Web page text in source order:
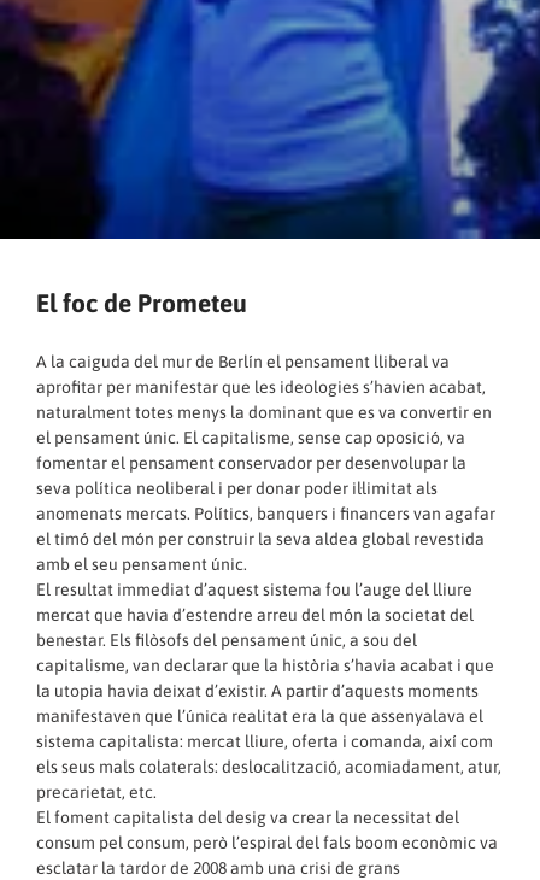
El foc de Prometeu
A la caiguda del mur de Berlín el pensament lliberal va
aprofitar per manifestar que les ideologies s’havien acabat,
naturalment totes menys la dominant que es va convertir en
el pensament únic. El capitalisme, sense cap oposició, va
fomentar el pensament conservador per desenvolupar la
seva política neoliberal i per donar poder il·limitat als
anomenats mercats. Polítics, banquers i financers van agafar
el timó del món per construir la seva aldea global revestida
amb el seu pensament únic.
El resultat immediat d’aquest sistema fou l’auge del lliure
mercat que havia d’estendre arreu del món la societat del
benestar. Els filòsofs del pensament únic, a sou del
capitalisme, van declarar que la història s’havia acabat i que
la utopia havia deixat d’existir. A partir d’aquests moments
manifestaven que l’única realitat era la que assenyalava el
sistema capitalista: mercat lliure, oferta i comanda, així com
els seus mals colaterals: deslocalització, acomiadament, atur,
precarietat, etc.
El foment capitalista del desig va crear la necessitat del
consum pel consum, però l’espiral del fals boom econòmic va
esclatar la tardor de 2008 amb una crisi de grans